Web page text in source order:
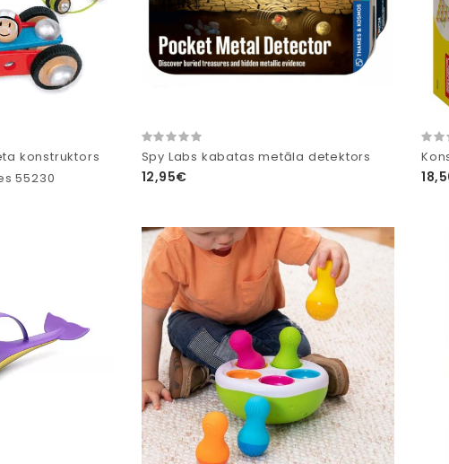
konstruktors
55230
Spy Labs kabatas metāla detektors
12,95€